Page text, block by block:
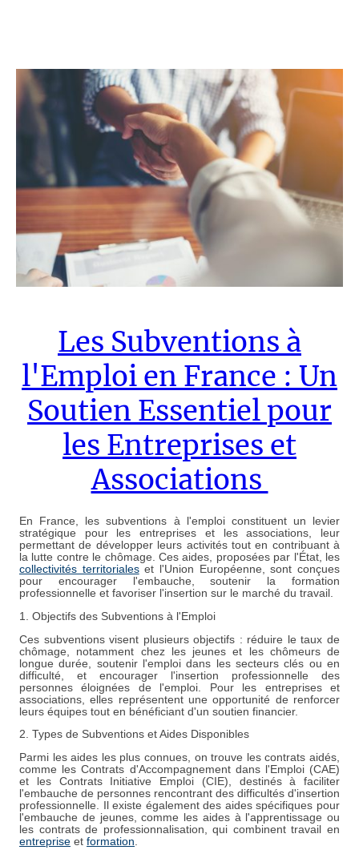
Les Subventions à
l'Emploi en France : Un
Soutien Essentiel pour
les Entreprises et
Associations
En France, les subventions à l'emploi constituent un levier
stratégique pour les entreprises et les associations, leur
permettant de développer leurs activités tout en contribuant à
la lutte contre le chômage. Ces aides, proposées par l'État, les
collectivités territorialeset l'Union Européenne, sont conçues
pour encourager l'embauche, soutenir la formation
professionnelle et favoriser l'insertion sur le marché du travail.
1. Objectifs des Subventions à l'Emploi
Ces subventions visent plusieurs objectifs : réduire le taux de
chômage, notamment chez les jeunes et les chômeurs de
longue durée, soutenir l'emploi dans les secteurs clés ou en
difficulté, et encourager l'insertion professionnelle des
personnes éloignées de l'emploi. Pour les entreprises et
associations, elles représentent une opportunité de renforcer
leurs équipes tout en bénéficiant d'un soutien financier.
2. Types de Subventions et Aides Disponibles
Parmi les aides les plus connues, on trouve les contrats aidés,
comme les Contrats d'Accompagnement dans l'Emploi (CAE)
et les Contrats Initiative Emploi (CIE), destinés à faciliter
l'embauche de personnes rencontrant des difficultés d'insertion
professionnelle. Il existe également des aides spécifiques pour
l'embauche de jeunes, comme les aides à l'apprentissage ou
les contrats de professionnalisation, qui combinent travail en
entreprise et formation.